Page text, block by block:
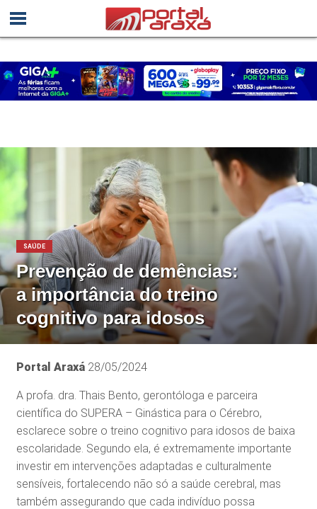
SAÚDE
Prevenção de demências:
a importância do treino
cognitivo para idosos
Portal Araxá 28/05/2024
A profa. dra. Thais Bento, gerontóloga e parceira
científica do SUPERA – Ginástica para o Cérebro,
esclarece sobre o treino cognitivo para idosos de baixa
escolaridade. Segundo ela, é extremamente importante
investir em intervenções adaptadas e culturalmente
sensíveis, fortalecendo não só a saúde cerebral, mas
também assegurando que cada indivíduo possa